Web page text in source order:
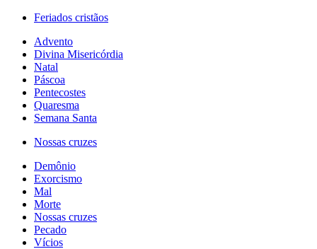
Feriados cristãos
Advento
Divina Misericórdia
Natal
Páscoa
Pentecostes
Quaresma
Semana Santa
Nossas cruzes
Demônio
Exorcismo
Mal
Morte
Nossas cruzes
Pecado
Vícios